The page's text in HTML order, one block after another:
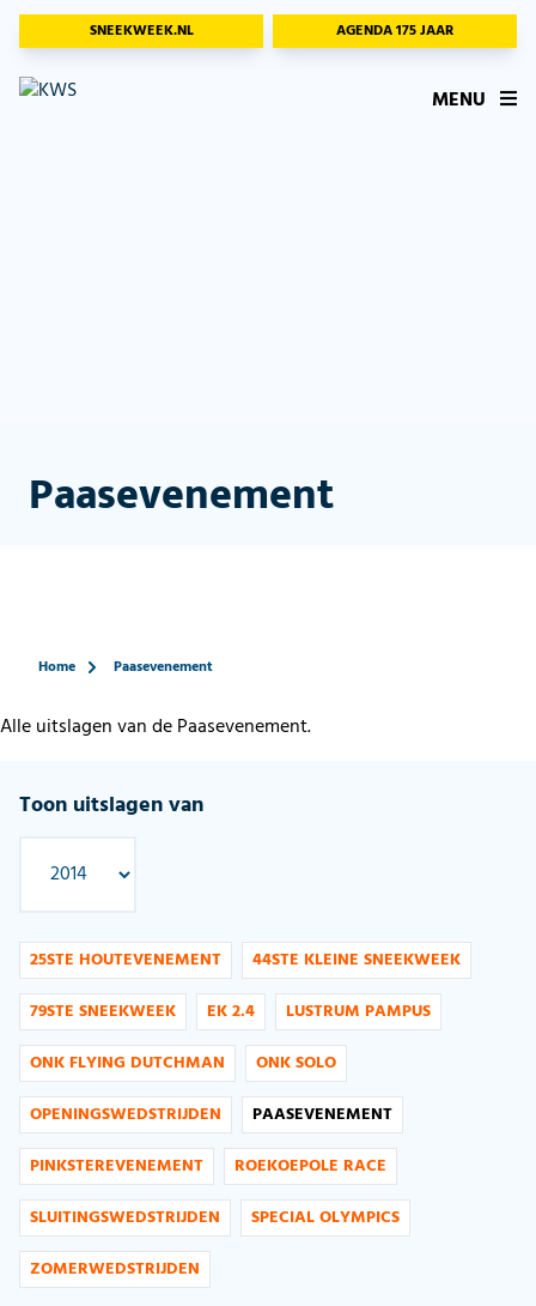
SNEEKWEEK.NL AGENDA 175 JAAR
MENU
Paasevenement
Home Paasevenement
Alle uitslagen van de Paasevenement.
Toon uitslagen van
25STE HOUTEVENEMENT
44STE KLEINE SNEEKWEEK
79STE SNEEKWEEK
EK 2.4
LUSTRUM PAMPUS
ONK FLYING DUTCHMAN
ONK SOLO
OPENINGSWEDSTRIJDEN
PAASEVENEMENT
PINKSTEREVENEMENT
ROEKOEPOLE RACE
SLUITINGSWEDSTRIJDEN
SPECIAL OLYMPICS
ZOMERWEDSTRIJDEN